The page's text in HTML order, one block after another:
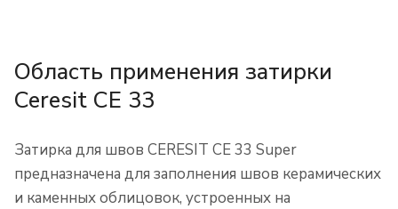
Область применения затирки
Ceresit CE 33
Затирка для швов CERESIT CE 33 Super
предназначена для заполнения швов керамических
и каменных облицовок, устроенных на